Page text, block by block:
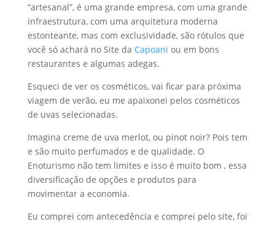
“artesanal”, é uma grande empresa, com uma grande
infraestrutura, com uma arquitetura moderna
estonteante, mas com exclusividade, são rótulos que
você só achará no Site da Capoani ou em bons
restaurantes e algumas adegas.
Esqueci de ver os cosméticos, vai ficar para próxima
viagem de verão, eu me apaixonei pelos cosméticos
de uvas selecionadas.
Imagina creme de uva merlot, ou pinot noir? Pois tem
e são muito perfumados e de qualidade. O
Enoturismo não tem limites e isso é muito bom , essa
diversificação de opções e produtos para
movimentar a economia.
Eu comprei com antecedência e comprei pelo site, foi